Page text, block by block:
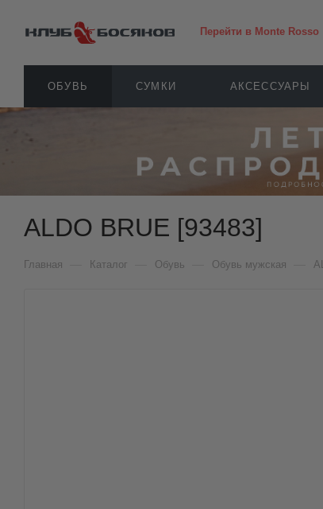
Перейти в Monte Rosso
ОБУВЬ СУМКИ АКСЕССУАРЫ
ALDO BRUE [93483]
Главная Каталог Обувь Обувь мужская